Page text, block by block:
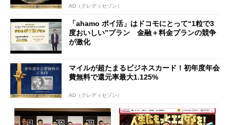
AD（クレディセゾン）
「ahamo ポイ活」はドコモにとって“1粒で3
度おいしい”プラン 金融＋料金プランの競争
が激化
マイルが超たまるビジネスカード！初年度年会
費無料で還元率最大1.125%
AD（クレディセゾン）